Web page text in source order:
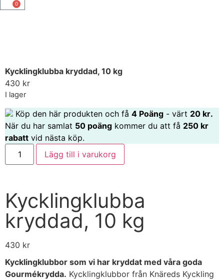
0
Kycklingklubba kryddad, 10 kg
430 kr
I lager
Köp den här produkten och få 4 Poäng - värt 20 kr.
När du har samlat 50 poäng kommer du att få 250 kr
rabatt vid nästa köp.
Lägg till i varukorg
Kycklingklubba
kryddad, 10 kg
430 kr
Kycklingklubbor som vi har kryddat med våra goda
Gourmékrydda. Kycklingklubbor från Knäreds Kyckling